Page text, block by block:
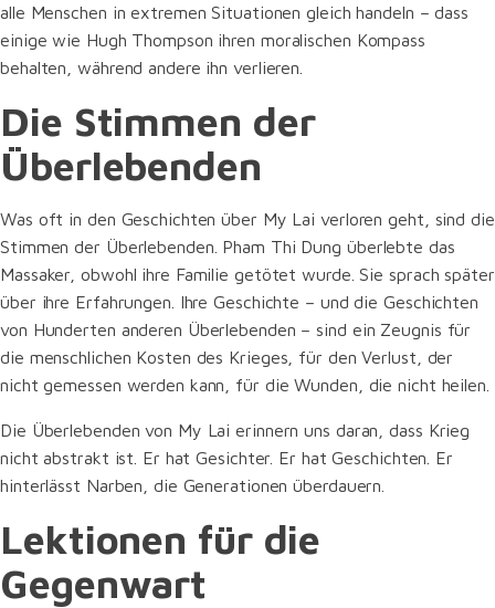
alle Menschen in extremen Situationen gleich handeln – dass
einige wie Hugh Thompson ihren moralischen Kompass
behalten, während andere ihn verlieren.
Die Stimmen der
Überlebenden
Was oft in den Geschichten über My Lai verloren geht, sind die
Stimmen der Überlebenden. Pham Thi Dung überlebte das
Massaker, obwohl ihre Familie getötet wurde. Sie sprach später
über ihre Erfahrungen. Ihre Geschichte – und die Geschichten
von Hunderten anderen Überlebenden – sind ein Zeugnis für
die menschlichen Kosten des Krieges, für den Verlust, der
nicht gemessen werden kann, für die Wunden, die nicht heilen.
Die Überlebenden von My Lai erinnern uns daran, dass Krieg
nicht abstrakt ist. Er hat Gesichter. Er hat Geschichten. Er
hinterlässt Narben, die Generationen überdauern.
Lektionen für die
Gegenwart